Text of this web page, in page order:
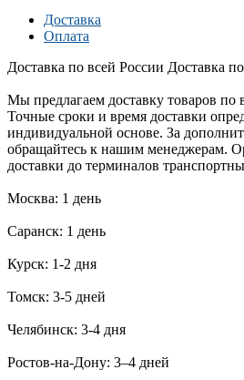
Доставка
Оплата
Доставка по всей России Доставка
Мы предлагаем доставку товаров по
Точные сроки и время доставки
индивидуальной основе. За
обращайтесь к нашим менеджерам.
доставки до терминалов
Москва: 1 день
Саранск: 1 день
Курск: 1-2 дня
Томск: 3-5 дней
Челябинск: 3-4 дня
Ростов-на-Дону: 3–4 дней